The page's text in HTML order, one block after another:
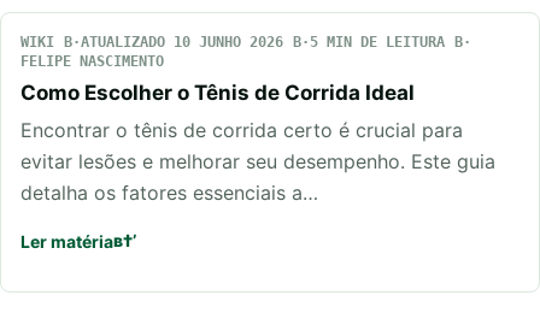
WIKI ATUALIZADO 10 JUNHO 2026
5 MIN DE LEITURA
FELIPE NASCIMENTO
Como Escolher o Tênis de Corrida Ideal
Encontrar o tênis de corrida certo é crucial para
evitar lesões e melhorar seu desempenho. Este guia
detalha os fatores essenciais a…
Ler matéria